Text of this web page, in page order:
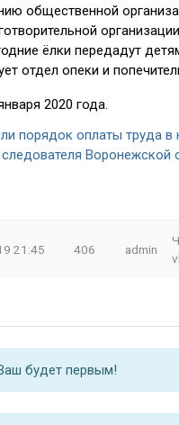
общественной
ёлки передадут
отдел опеки и
2020 года.
порядок оплаты труда в
следователя Воронежской
21:45 406 admin
будет первым!